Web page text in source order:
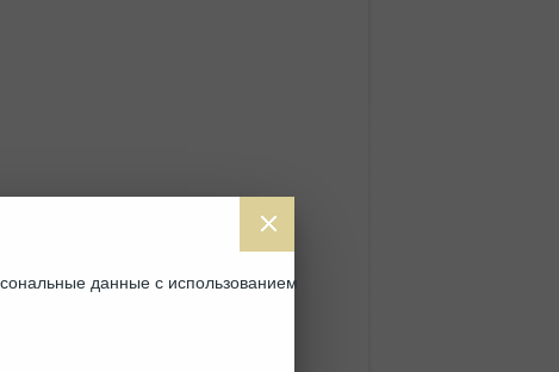
данные с использованием